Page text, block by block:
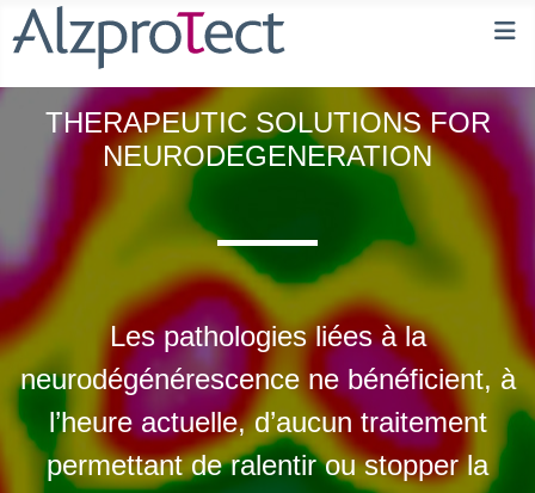
THERAPEUTIC SOLUTIONS FOR
NEURODEGENERATION
Les pathologies liées à la
neurodégénérescence ne bénéficient, à
l’heure actuelle, d’aucun traitement
permettant de ralentir ou stopper la